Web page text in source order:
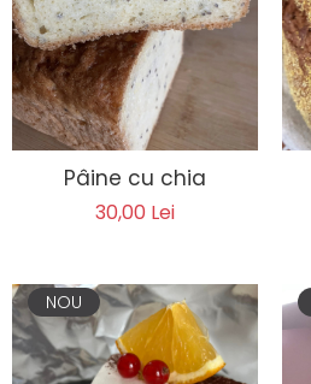
Pâine cu chia
30,00 Lei
NOU